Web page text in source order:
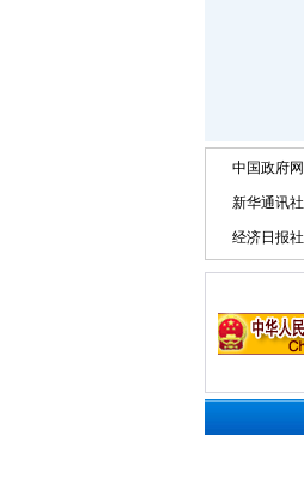
中国政府网
新华通讯社
经济日报社